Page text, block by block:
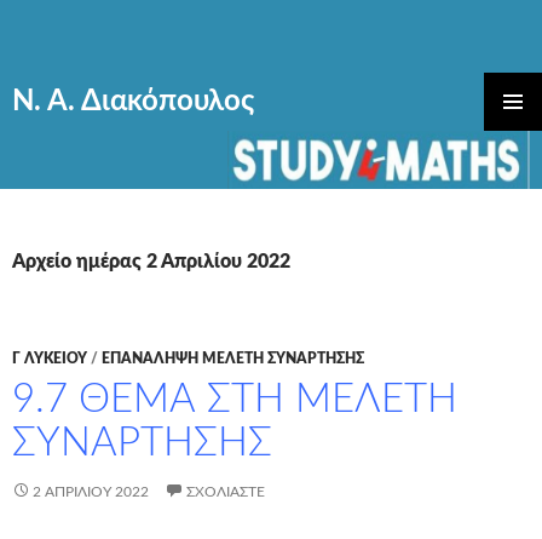
Ν. Α. Διακόπουλος
ΚΎΡΙΟ
ΜΕΝΟΎ
Αρχείο ημέρας 2 Απριλίου 2022
Γ ΛΥΚΕΊΟΥ / ΕΠΑΝΑΛΗΨΗ ΜΕΛΕΤΗ ΣΥΝΑΡΤΗΣΗΣ
9.7 ΘΕΜΑ ΣΤΗ ΜΕΛΕΤΗ
ΣΥΝΑΡΤΗΣΗΣ
2 ΑΠΡΙΛΊΟΥ 2022 ΣΧΟΛΙΆΣΤΕ